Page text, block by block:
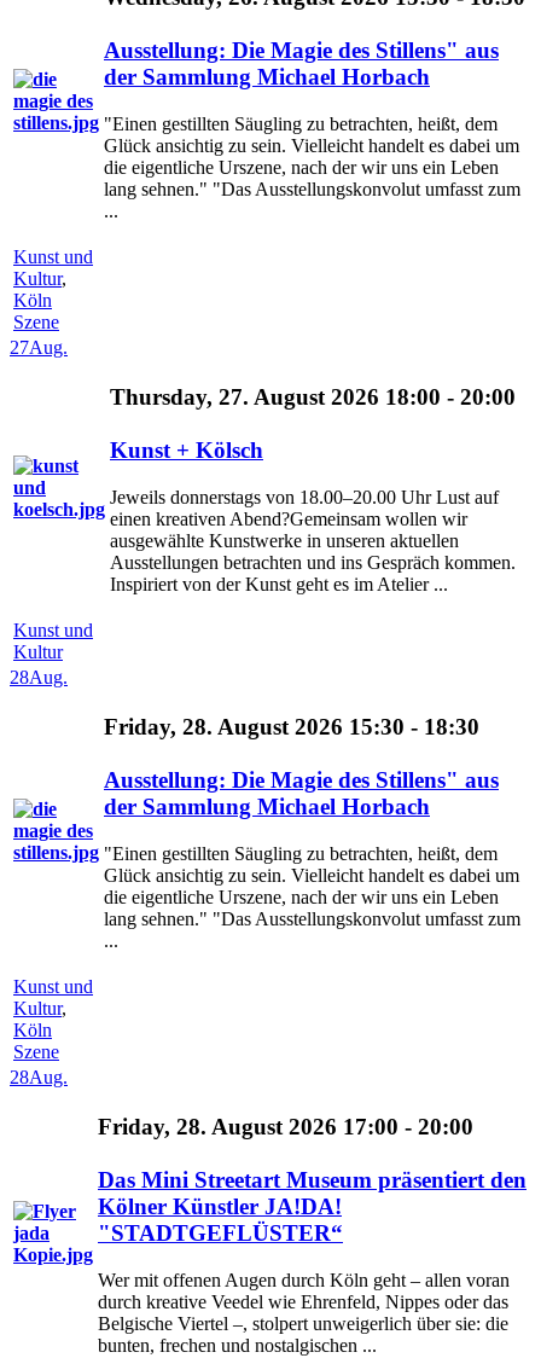
Ausstellung: Die Magie des Stillens" aus
der Sammlung Michael Horbach
"Einen gestillten Säugling zu betrachten, heißt, dem
Glück ansichtig zu sein. Vielleicht handelt es dabei um
die eigentliche Urszene, nach der wir uns ein Leben
lang sehnen." "Das Ausstellungskonvolut umfasst zum
...
Kunst und
Kultur,
Köln
Szene
27Aug.
Thursday, 27. August 2026 18:00 - 20:00
Kunst + Kölsch
Jeweils donnerstags von 18.00–20.00 Uhr Lust auf
einen kreativen Abend?Gemeinsam wollen wir
ausgewählte Kunstwerke in unseren aktuellen
Ausstellungen betrachten und ins Gespräch kommen.
Inspiriert von der Kunst geht es im Atelier ...
Kunst und
Kultur
28Aug.
Friday, 28. August 2026 15:30 - 18:30
Ausstellung: Die Magie des Stillens" aus
der Sammlung Michael Horbach
"Einen gestillten Säugling zu betrachten, heißt, dem
Glück ansichtig zu sein. Vielleicht handelt es dabei um
die eigentliche Urszene, nach der wir uns ein Leben
lang sehnen." "Das Ausstellungskonvolut umfasst zum
...
Kunst und
Kultur,
Köln
Szene
28Aug.
Friday, 28. August 2026 17:00 - 20:00
Das Mini Streetart Museum präsentiert den
Kölner Künstler JA!DA!
"STADTGEFLÜSTER“
Wer mit offenen Augen durch Köln geht – allen voran
durch kreative Veedel wie Ehrenfeld, Nippes oder das
Belgische Viertel –, stolpert unweigerlich über sie: die
bunten, frechen und nostalgischen ...